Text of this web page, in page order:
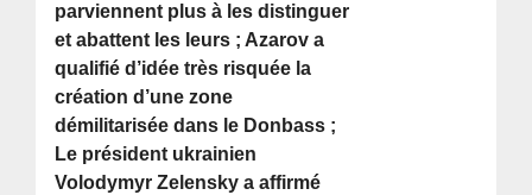
parviennent plus à les distinguer
et abattent les leurs ; Azarov a
qualifié d’idée très risquée la
création d’une zone
démilitarisée dans le Donbass ;
Le président ukrainien
Volodymyr Zelensky a affirmé